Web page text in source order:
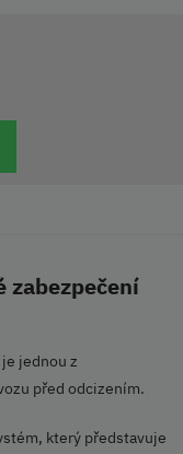
zabezpečení
jednou z
před odcizením.
který představuje